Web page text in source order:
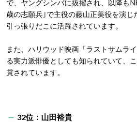
で、ヤングシンバに抜擢され、以降も
歳の志願兵｣で主役の藤山正美役を演じ
引っ張りだこに活躍されています。
また、ハリウッド映画「ラストサムラ
る実力派俳優としても知られていて、
賞されています。
32位：山田裕貴